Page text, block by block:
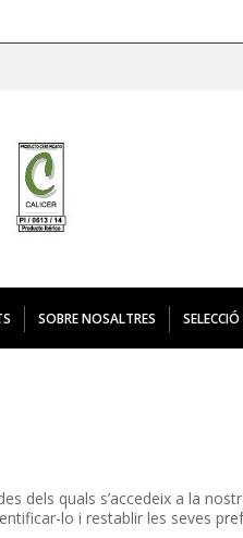
SOBRE NOSALTRES
dels quals s’accedeix a la
lo i restablir les seves